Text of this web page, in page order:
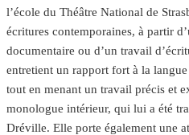
l’école du Théâtre National de
écritures contemporaines, à partir
documentaire ou d’un travail
entretient un rapport fort à la
tout en menant un travail précis et
monologue intérieur, qui lui a été
Dréville. Elle porte également une